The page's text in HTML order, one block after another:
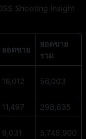
Shooting Insight
ยอดขาย
ยอดขาย
รวม
16,012 56,003
11,497 298,635
9,031 5,748,900